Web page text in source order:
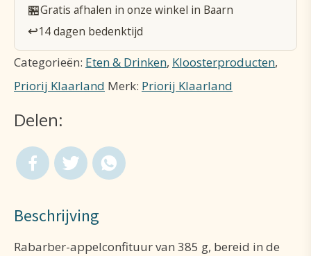
appel
aantal
🏪Gratis afhalen in onze winkel in Baarn
↩️14 dagen bedenktijd
Categorieën: Eten & Drinken, Kloosterproducten,
Priorij Klaarland Merk: Priorij Klaarland
Delen:
Beschrijving
Rabarber-appelconfituur van 385 g, bereid in de